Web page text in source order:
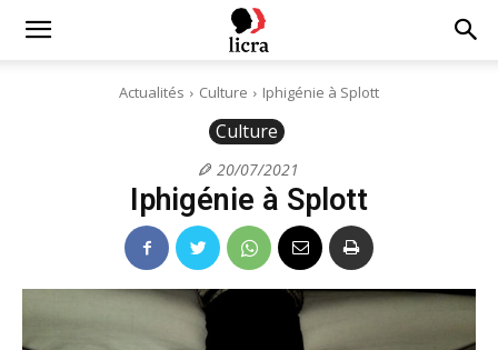
Licra
Actualités Culture Iphigénie à Splott
Culture
20/07/2021
Iphigénie à Splott